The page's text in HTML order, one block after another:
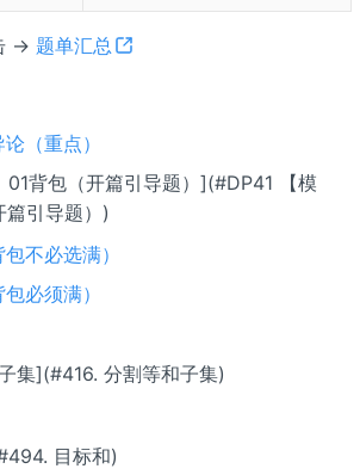
→ 题单汇总
（重点）
01背包（开篇引导题）](#DP41 【模
篇引导题）)
不必选满）
必须满）
集](#416. 分割等和子集)
目标和)